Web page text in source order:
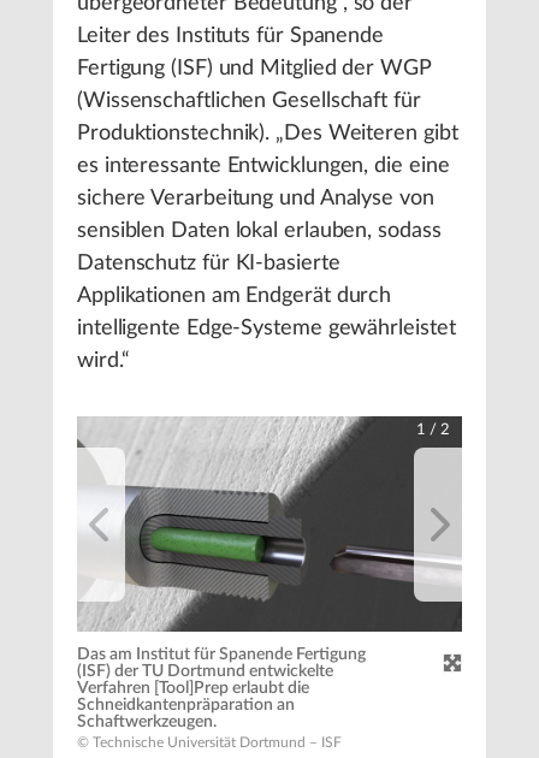
Leiter des Instituts für Spanende
Fertigung (ISF) und Mitglied der WGP
(Wissenschaftlichen Gesellschaft für
Produktionstechnik). „Des Weiteren gibt
es interessante Entwicklungen, die eine
sichere Verarbeitung und Analyse von
sensiblen Daten lokal erlauben, sodass
Datenschutz für KI-basierte
Applikationen am Endgerät durch
intelligente Edge-Systeme gewährleistet
wird.“
1 / 2
Das am Institut für Spanende Fertigung
(ISF) der TU Dortmund entwickelte
Verfahren [Tool]Prep erlaubt die
Schneidkantenpräparation an
Schaftwerkzeugen.
© Technische Universität Dortmund – ISF